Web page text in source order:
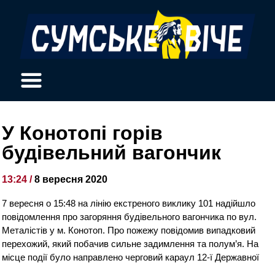
У Конотопі горів
будівельний вагончик
13:24 /8 вересня 2020
7 вересня о 15:48 на лінію екстреного виклику 101 надійшло
повідомлення про загоряння будівельного вагончика по вул.
Металістів у м. Конотоп. Про пожежу повідомив випадковий
перехожий, який побачив сильне задимлення та полум’я. На
місце події було направлено черговий караул 12-ї Державної